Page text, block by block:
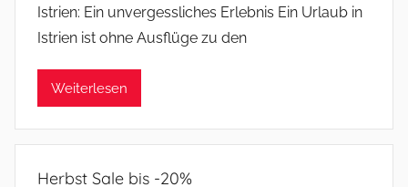
Istrien: Ein unvergessliches Erlebnis Ein Urlaub in
Istrien ist ohne Ausflüge zu den
Weiterlesen
Herbst Sale bis -20%